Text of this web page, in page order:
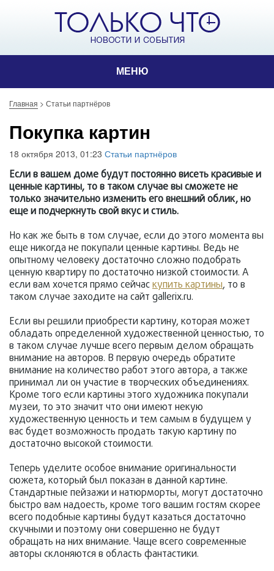
МЕНЮ
Главная > Статьи партнёров
Покупка картин
18 октября 2013, 01:23 Статьи партнёров
Если в вашем доме будут постоянно висеть красивые и
ценные картины, то в таком случае вы сможете не
только значительно изменить его внешний облик, но
еще и подчеркнуть свой вкус и стиль.
Но как же быть в том случае, если до этого момента вы
еще никогда не покупали ценные картины. Ведь не
опытному человеку достаточно сложно подобрать
ценную квартиру по достаточно низкой стоимости. А
если вам хочется прямо сейчаскупить картины, то в
таком случае заходите на сайт gallerix.ru.
Если вы решили приобрести картину, которая может
обладать определенной художественной ценностью, то
в таком случае лучше всего первым делом обращать
внимание на авторов. В первую очередь обратите
внимание на количество работ этого автора, а также
принимал ли он участие в творческих объединениях.
Кроме того если картины этого художника покупали
музеи, то это значит что они имеют некую
художественную ценность и тем самым в будущем у
вас будет возможность продать такую картину по
достаточно высокой стоимости.
Теперь уделите особое внимание оригинальности
сюжета, который был показан в данной картине.
Стандартные пейзажи и натюрморты, могут достаточно
быстро вам надоесть, кроме того вашим гостям скорее
всего подобные картины будут казаться достаточно
скучными и поэтому они совершенно не будут
обращать на них внимание. Чаще всего современные
авторы склоняются в область фантастики.